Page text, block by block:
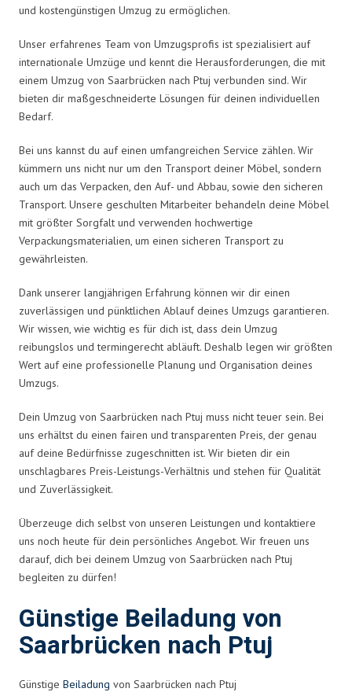
und kostengünstigen Umzug zu ermöglichen.
Unser erfahrenes Team von Umzugsprofis ist spezialisiert auf
internationale Umzüge und kennt die Herausforderungen, die mit
einem Umzug von Saarbrücken nach Ptuj verbunden sind. Wir
bieten dir maßgeschneiderte Lösungen für deinen individuellen
Bedarf.
Bei uns kannst du auf einen umfangreichen Service zählen. Wir
kümmern uns nicht nur um den Transport deiner Möbel, sondern
auch um das Verpacken, den Auf- und Abbau, sowie den sicheren
Transport. Unsere geschulten Mitarbeiter behandeln deine Möbel
mit größter Sorgfalt und verwenden hochwertige
Verpackungsmaterialien, um einen sicheren Transport zu
gewährleisten.
Dank unserer langjährigen Erfahrung können wir dir einen
zuverlässigen und pünktlichen Ablauf deines Umzugs garantieren.
Wir wissen, wie wichtig es für dich ist, dass dein Umzug
reibungslos und termingerecht abläuft. Deshalb legen wir größten
Wert auf eine professionelle Planung und Organisation deines
Umzugs.
Dein Umzug von Saarbrücken nach Ptuj muss nicht teuer sein. Bei
uns erhältst du einen fairen und transparenten Preis, der genau
auf deine Bedürfnisse zugeschnitten ist. Wir bieten dir ein
unschlagbares Preis-Leistungs-Verhältnis und stehen für Qualität
und Zuverlässigkeit.
Überzeuge dich selbst von unseren Leistungen und kontaktiere
uns noch heute für dein persönliches Angebot. Wir freuen uns
darauf, dich bei deinem Umzug von Saarbrücken nach Ptuj
begleiten zu dürfen!
Günstige Beiladung von
Saarbrücken nach Ptuj
Günstige Beiladung von Saarbrücken nach Ptuj